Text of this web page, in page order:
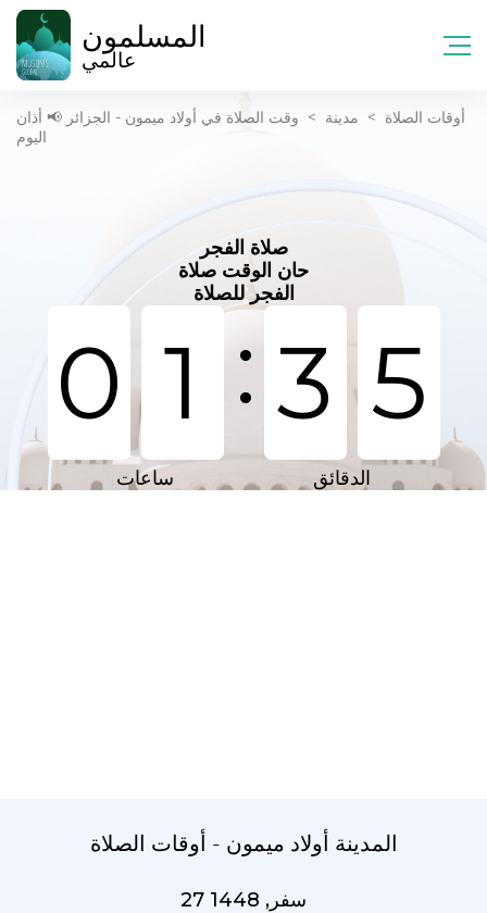
المسلمون
عالمي
أوقات الصلاة > مدينة > وقت الصلاة في أولاد ميمون - الجزائر 📢 أذان
اليوم
صلاة الفجر
حان الوقت صلاة
الفجر للصلاة
0 1 : 3 5
ساعات الدقائق
المدينة أولاد ميمون - أوقات الصلاة
27 سفر, 1448